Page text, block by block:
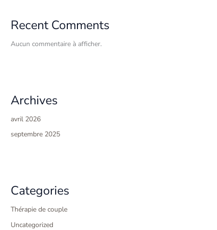
Recent Comments
Aucun commentaire à afficher.
Archives
avril 2026
septembre 2025
Categories
Thérapie de couple
Uncategorized